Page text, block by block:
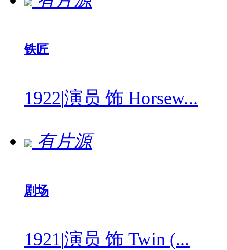
铁匠
1922|演员 饰 Horsew...
有片源
剧场
1921|演员 饰 Twin (...